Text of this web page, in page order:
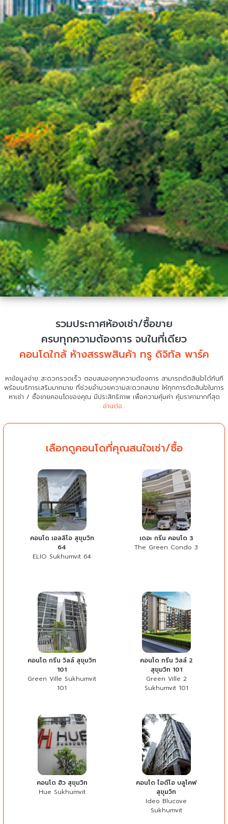
รวมประกาศห้องเช่า/ซื้อขาย
ครบทุกความต้องการ จบในที่เดียว
คอนโดใกล้ ห้างสรรพสินค้า ทรู ดิจิทัล พาร์ค
หาข้อมูลง่าย สะดวกรวดเร็ว ตอบสนองทุกความต้องการ สามารถตัดสินใจได้ทันที
พร้อมบริการเสริมมากมาย ที่ช่วยอำนวยความสะดวกสบาย ให้ทุกการตัดสินใจในการ
หาเช่า / ซื้อขายคอนโดของคุณ มีประสิทธิภาพ เพื่อความคุ้มค่า คุ้มราคามากที่สุด
อ่านต่อ...
เลือกดูคอนโดที่คุณสนใจเช่า/ซื้อ
คอนโด เอลลิโอ สุขุมวิท
64
ELIO Sukhumvit 64
เดอะ กรีน คอนโด 3
The Green Condo 3
คอนโด กรีน วิลล์ สุขุมวิท
101
Green Ville Sukhumvit
101
คอนโด กรีน วิลล์ 2
สุขุมวิท 101
Green Ville 2
Sukhumvit 101
คอนโด ฮิว สุขุมวิท
Hue Sukhumvit
คอนโด ไอดีโอ บลูโคฟ
สุขุมวิท
Ideo Blucove
Sukhumvit